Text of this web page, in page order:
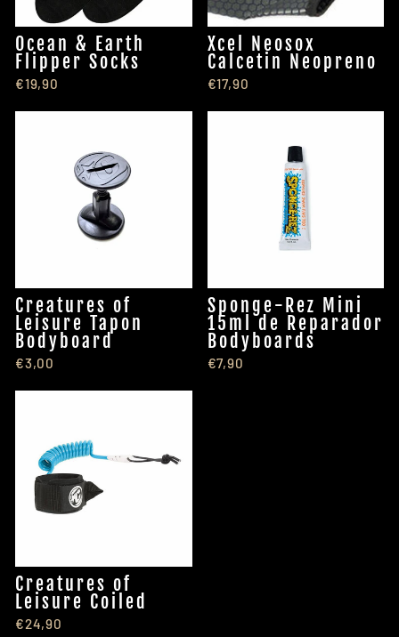
Ocean & Earth
Flipper Socks
€19,90
Xcel Neosox
Calcetin Neopreno
€17,90
Creatures of
Leisure Tapon
Bodyboard
€3,00
Sponge-Rez Mini
15ml de Reparador
Bodyboards
€7,90
Creatures of
Leisure Coiled
€24,90